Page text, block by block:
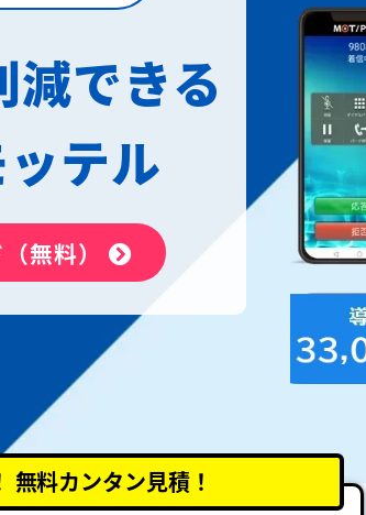
できる
テル
無料）
無料カンタン見積！